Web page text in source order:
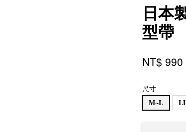
日本
型帶
NT$ 990
尺寸
M~L